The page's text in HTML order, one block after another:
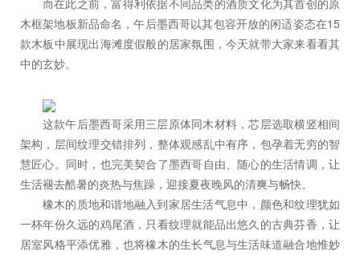
而在此之前，富得利依据不同品类的酒质文化为其首创的原
木框架地板新品命名，午后墨西哥以其包容开放的闲适姿态在15
款木板中展现出海滩度假般的居家氛围，今天就带大家来看看其
中的玄妙。
这款午后墨西哥采用三层原体同木材料，芯层选取横竖相间
架构，层间纹理交错排列，整体观感乱中有序，包孕着无穷的智
慧匠心。同时，也完美契合了墨西哥自由、随心的生活情调，让
生活褪去酷暑的炎热与焦躁，迎接夏夜晚风的清爽与畅快。
橡木的质地和谐地融入到家居生活气息中，颜色和纹理犹如
一杯年份久远的鸡尾酒，只看纹理就能品出悠久的古典芬香，让
居室风格平添优雅，也将橡木的生长气息与生活味道融合地惟妙